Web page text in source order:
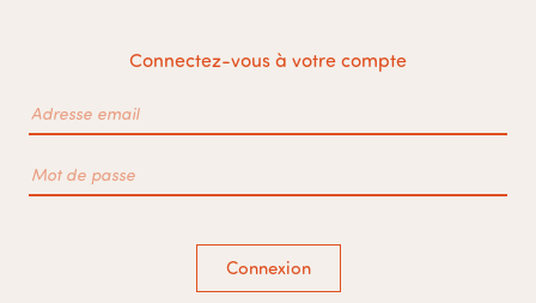
Connectez-vous à votre compte
Connexion